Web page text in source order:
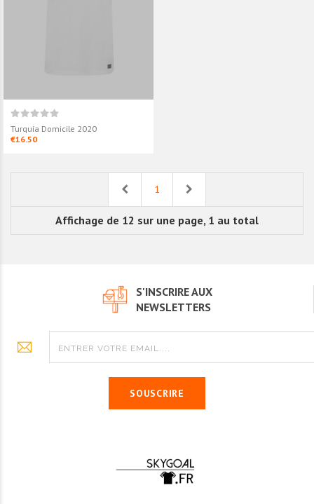
Turquía Domicile 2020
€16.50
Previous1
Affichage de 12 sur une page, 1 au total
S'INSCRIRE AUX
NEWSLETTERS
SOUSCRIRE